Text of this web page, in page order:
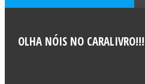
OLHA NÓIS NO CARALIVRO!!!